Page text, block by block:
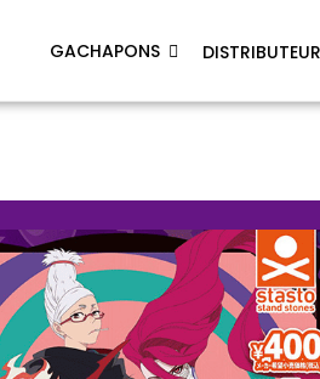
GACHAPONS